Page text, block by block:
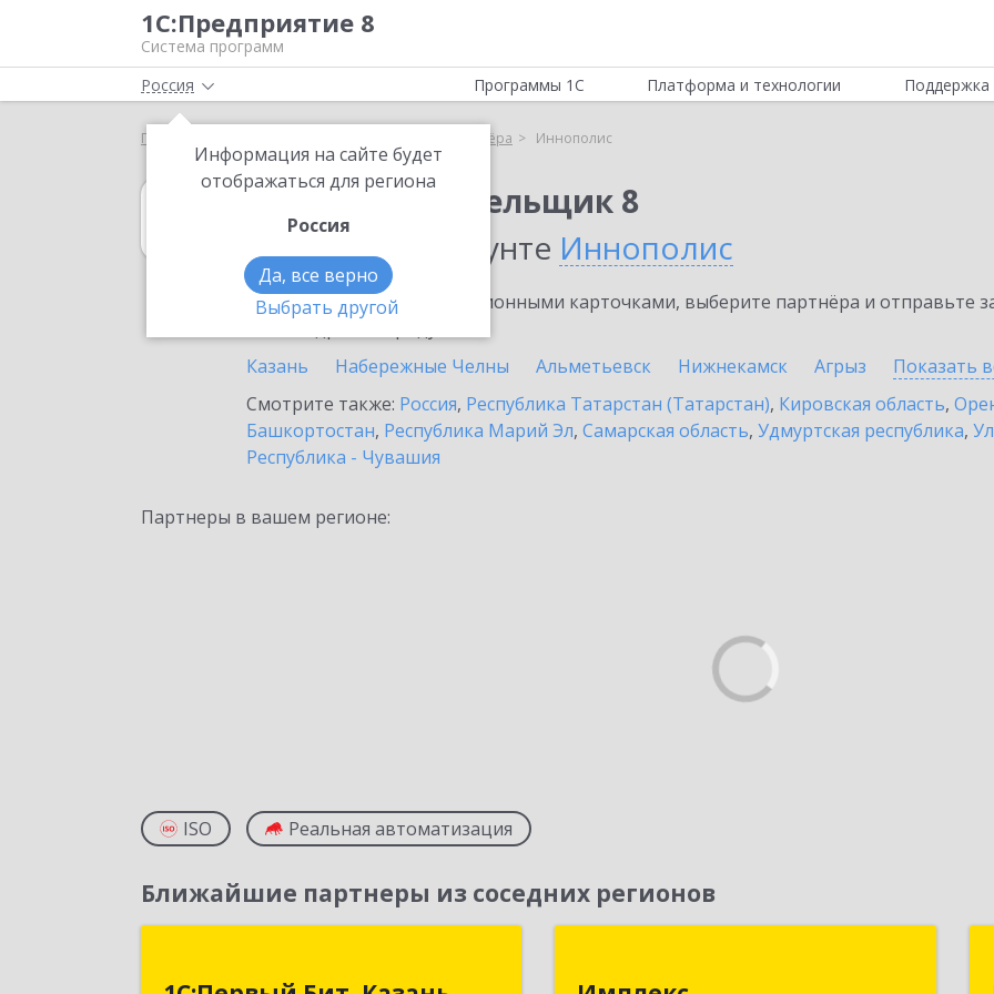
1С:Предприятие 8
Система программ
Россия
Информация на сайте будет
отображаться для региона
Россия
Да, все верно
Выбрать другой
Программы 1С Платформа и технологии Поддержка
Главная Выбор партнёра Иннополис
1С:Налогоплательщик 8
в населенном пунте Иннополис
Ознакомьтесь с информационными карточками, выберите партнёра и отправьте
Казань
Набережные Челны Альметьевск Нижнекамск Агрыз Показать
Смотрите также: Россия, Республика Татарстан (Татарстан), Кировская область,
Башкортостан, Республика Марий Эл, Самарская область, Удмуртская республика,
Республика - Чувашия
Партнеры в вашем регионе:
ISO Реальная автоматизация
Ближайшие партнеры из соседних регионов